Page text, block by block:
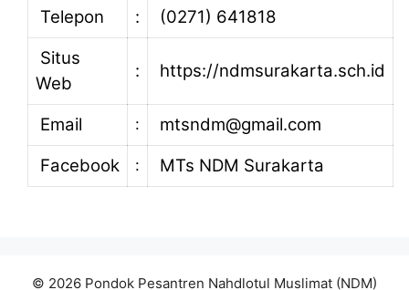
Telepon
:
(0271) 641818
Situs
Web
: https://ndmsurakarta.sch.id
Email :
mtsndm@gmail.com
Facebook
: MTs NDM Surakarta
© 2026 Pondok Pesantren Nahdlotul Muslimat (NDM)